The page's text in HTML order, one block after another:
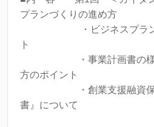
プランづくりの進め方
・ビジネスプランの
ト
・事業計画書の様式
方のポイント
・創業支援融資保証
書』について